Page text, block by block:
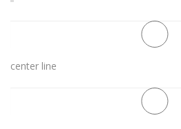
center line